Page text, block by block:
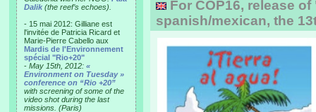
Dalik (the reef’s echoes).
- 15 mai 2012: Gilliane est
l'invitée de Patricia Ricard et
Marie-Pierre Cabello aux
Mardis de l'Environnement
spécial "Rio+20"
- May 15th, 2012: «
Environment on Tuesday »
conference on “Rio +20”
with screening of some of the
video shot during the last
missions. (Paris)
For COP16, release
spanish/mexican, the